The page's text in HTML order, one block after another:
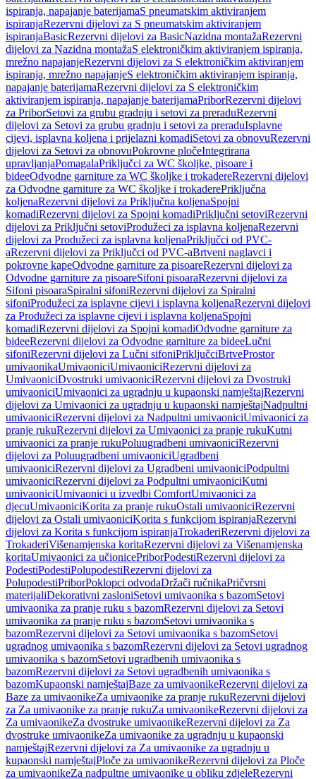
ispiranja, napajanje baterijamaS pneumatskim aktiviranjem
ispiranjaRezervni dijelovi za S pneumatskim aktiviranjem
ispiranjaBasicRezervni dijelovi za BasicNazidna montažaRezervni
dijelovi za Nazidna montažaS elektroničkim aktiviranjem ispiranja,
mrežno napajanjeRezervni dijelovi za S elektroničkim aktiviranjem
ispiranja, mrežno napajanjeS elektroničkim aktiviranjem ispiranja,
napajanje baterijamaRezervni dijelovi za S elektroničkim
aktiviranjem ispiranja, napajanje baterijamaPriborRezervni dijelovi
za PriborSetovi za grubu gradnju i setovi za preraduRezervni
dijelovi za Setovi za grubu gradnju i setovi za preraduIsplavne
cijevi, isplavna koljena i prijelazni komadiSetovi za obnovuRezervni
dijelovi za Setovi za obnovuPokrovne pločeIntegrirana
upravljanjaPomagalaPriključci za WC školjke, pisoare i
bideeOdvodne garniture za WC školjke i trokadereRezervni dijelovi
za Odvodne garniture za WC školjke i trokaderePriključna
koljenaRezervni dijelovi za Priključna koljenaSpojni
komadiRezervni dijelovi za Spojni komadiPriključni setoviRezervni
dijelovi za Priključni setoviProdužeci za isplavna koljenaRezervni
dijelovi za Produžeci za isplavna koljenaPriključci od PVC-
aRezervni dijelovi za Priključci od PVC-aBrtveni naglavci i
pokrovne kapeOdvodne garniture za pisoareRezervni dijelovi za
Odvodne garniture za pisoareSifoni pisoaraRezervni dijelovi za
Sifoni pisoaraSpiralni sifoniRezervni dijelovi za Spiralni
sifoniProdužeci za isplavne cijevi i isplavna koljenaRezervni dijelovi
za Produžeci za isplavne cijevi i isplavna koljenaSpojni
komadiRezervni dijelovi za Spojni komadiOdvodne garniture za
bideeRezervni dijelovi za Odvodne garniture za bideeLučni
sifoniRezervni dijelovi za Lučni sifoniPriključciBrtveProstor
umivaonikaUmivaoniciUmivaoniciRezervni dijelovi za
UmivaoniciDvostruki umivaoniciRezervni dijelovi za Dvostruki
umivaoniciUmivaonici za ugradnju u kupaonski namještajRezervni
dijelovi za Umivaonici za ugradnju u kupaonski namještajNadpultni
umivaoniciRezervni dijelovi za Nadpultni umivaoniciUmivaonici za
pranje rukuRezervni dijelovi za Umivaonici za pranje rukuKutni
umivaonici za pranje rukuPoluugradbeni umivaoniciRezervni
dijelovi za Poluugradbeni umivaoniciUgradbeni
umivaoniciRezervni dijelovi za Ugradbeni umivaoniciPodpultni
umivaoniciRezervni dijelovi za Podpultni umivaoniciKutni
umivaoniciUmivaonici u izvedbi ComfortUmivaonici za
djecuUmivaoniciKorita za pranje rukuOstali umivaoniciRezervni
dijelovi za Ostali umivaoniciKorita s funkcijom ispiranjaRezervni
dijelovi za Korita s funkcijom ispiranjaTrokaderiRezervni dijelovi za
TrokaderiVišenamjenska koritaRezervni dijelovi za Višenamjenska
koritaUmivaonici za učionicePriborPodestiRezervni dijelovi za
PodestiPodestiPolupodestiRezervni dijelovi za
PolupodestiPriborPoklopci odvodaDržači ručnikaPričvrsni
materijaliDekorativni zasloniSetovi umivaonika s bazomSetovi
umivaonika za pranje ruku s bazomRezervni dijelovi za Setovi
umivaonika za pranje ruku s bazomSetovi umivaonika s
bazomRezervni dijelovi za Setovi umivaonika s bazomSetovi
ugradnog umivaonika s bazomRezervni dijelovi za Setovi ugradnog
umivaonika s bazomSetovi ugradbenih umivaonika s
bazomRezervni dijelovi za Setovi ugradbenih umivaonika s
bazomKupaonski namještajBaze za umivaonikeRezervni dijelovi za
Baze za umivaonikeZa umivaonike za pranje rukuRezervni dijelovi
za Za umivaonike za pranje rukuZa umivaonikeRezervni dijelovi za
Za umivaonikeZa dvostruke umivaonikeRezervni dijelovi za Za
dvostruke umivaonikeZa umivaonike za ugradnju u kupaonski
namještajRezervni dijelovi za Za umivaonike za ugradnju u
kupaonski namještajPloče za umivaonikeRezervni dijelovi za Ploče
za umivaonikeZa nadpultne umivaonike u obliku zdjeleRezervni